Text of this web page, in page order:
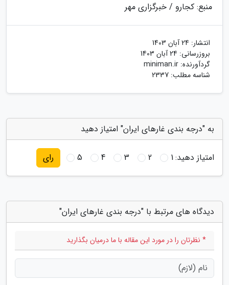
منبع: کجارو / خبرگزاری مهر
انتشار: 24 آبان 1403
بروزرسانی: 24 آبان 1403
گردآورنده: miniman.ir
شناسه مطلب: 2337
به "درجه بندی غارهای ایران" امتیاز دهید
امتیاز دهید:1
2
3
4
5 رای
دیدگاه های مرتبط با "درجه بندی غارهای ایران"
* نظرتان را در مورد این مقاله با ما درمیان بگذارید